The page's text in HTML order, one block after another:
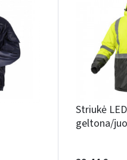
Striukė
geltona/